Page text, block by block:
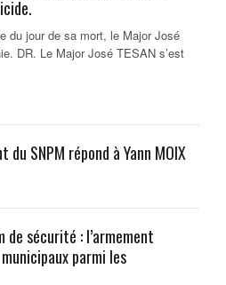
du jour de sa mort, le Major José
DR. Le Major José TESAN s’est
du SNPM répond à Yann MOIX
sécurité : l’armement
parmi les